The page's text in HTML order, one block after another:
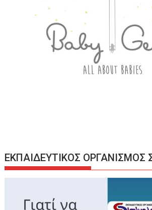
ΕΚΠΑΙΔΕΥΤΙΚΟΣ ΟΡΓΑΝΙΣΜΟΣ